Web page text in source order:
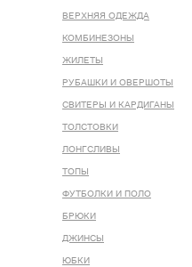
ВЕРХНЯЯ ОДЕЖДА
КОМБИНЕЗОНЫ
ЖИЛЕТЫ
РУБАШКИ И ОВЕРШОТЫ
СВИТЕРЫ И КАРДИГАНЫ
ТОЛСТОВКИ
ЛОНГСЛИВЫ
ТОПЫ
ФУТБОЛКИ И ПОЛО
БРЮКИ
ДЖИНСЫ
ЮБКИ